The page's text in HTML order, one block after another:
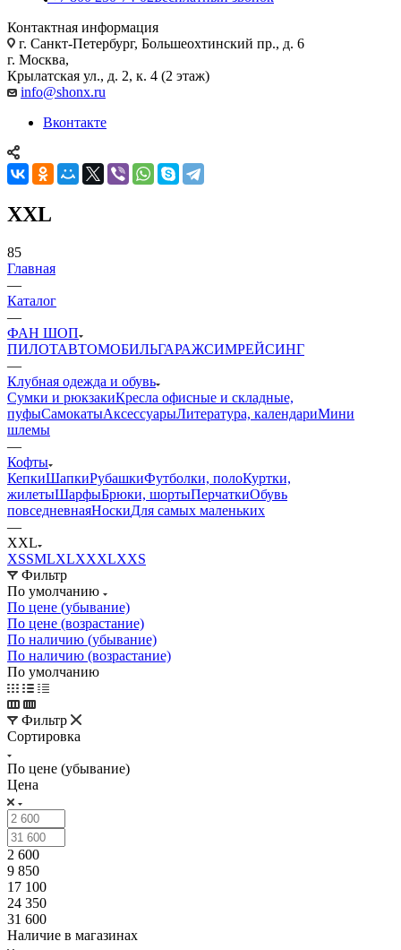
Контактная информация
г. Санкт-Петербург, Большеохтинский пр., д. 6
г. Москва,
Крылатская ул., д. 2, к. 4 (2 этаж)
info@shonx.ru
Вконтакте
XXL
85
Главная
—
Каталог
—
ФАН ШОП
ПИЛОТАВТОМОБИЛЬГАРАЖСИМРЕЙСИНГ
—
Клубная одежда и обувь
Сумки и рюкзакиКресла офисные и складные,
пуфыСамокатыАксессуарыЛитература, календариМини
шлемы
—
Кофты
КепкиШапкиРубашкиФутболки, полоКуртки,
жилетыШарфыБрюки, шортыПерчаткиОбувь
повседневнаяНоскиДля самых маленьких
—
XXL
XSSMLXLXXXLXXS
Фильтр
По умолчанию
По цене (убывание)
По цене (возрастание)
По наличию (убывание)
По наличию (возрастание)
По умолчанию
Фильтр
Сортировка
По цене (убывание)
Цена
2 600
9 850
17 100
24 350
31 600
Наличие в магазинах